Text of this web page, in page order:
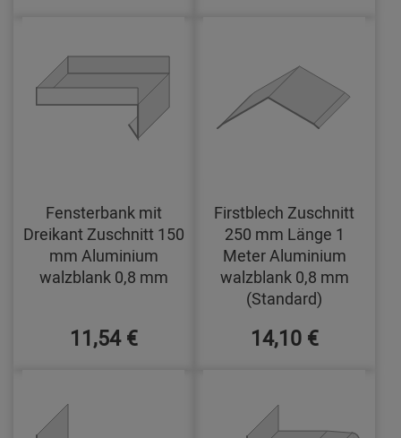
Fensterbank mit
Dreikant Zuschnitt 150
mm Aluminium
walzblank 0,8 mm
11,54 €
Firstblech Zuschnitt
250 mm Länge 1
Meter Aluminium
walzblank 0,8 mm
(Standard)
14,10 €